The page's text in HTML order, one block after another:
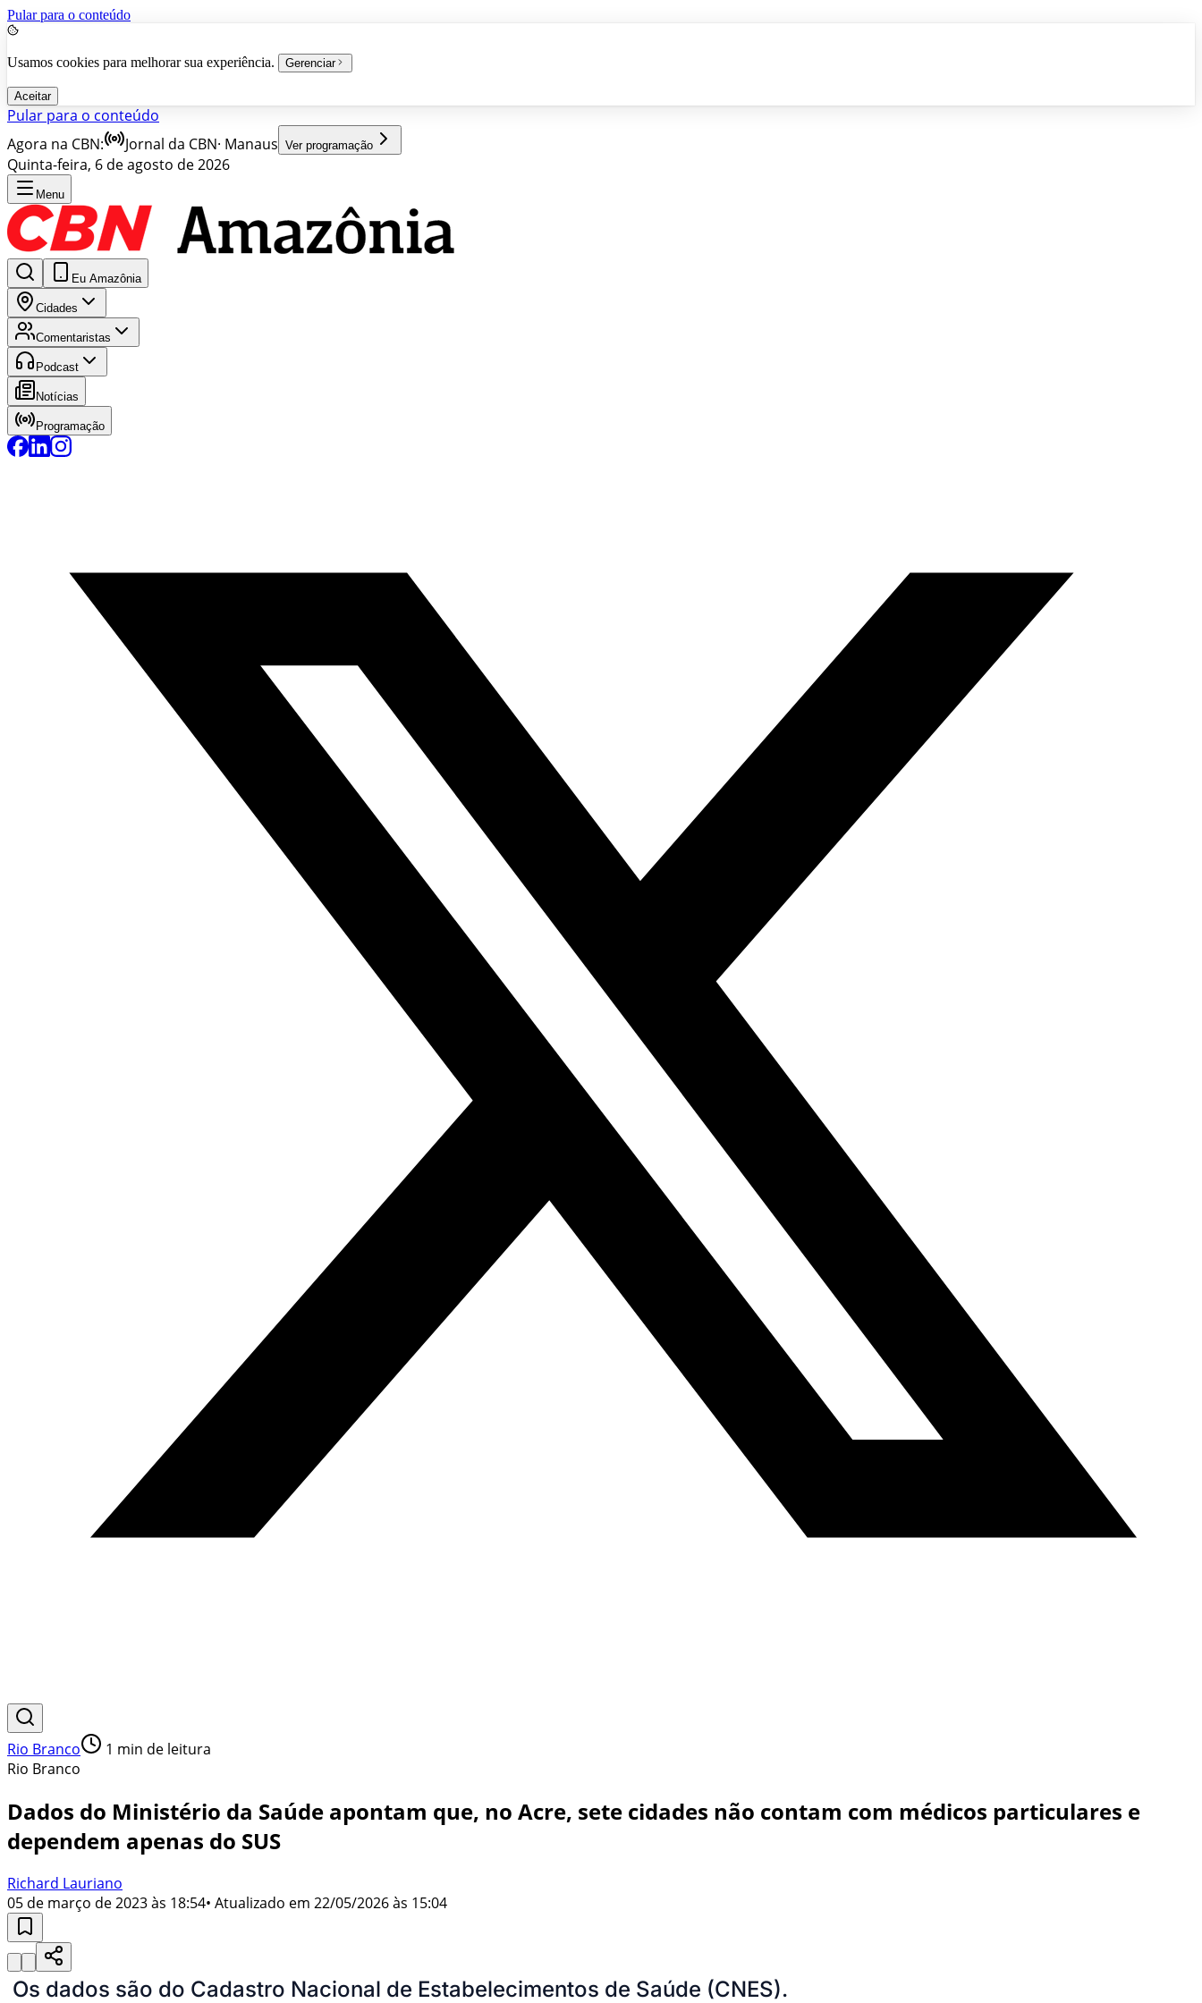
Pular para o conteúdo
Usamos cookies para melhorar sua experiência. Gerenciar
Aceitar
Pular para o conteúdo
Agora na CBN:
Jornal da CBN· Manaus Ver programação
Quinta-feira, 6 de agosto de 2026
Menu
Eu Amazônia
Cidades
Comentaristas
Podcast
Notícias
Programação
Rio Branco 1 min de leitura
Rio Branco
Dados do Ministério da Saúde apontam que, no Acre, sete cidades não contam com médicos particulares e
dependem apenas do SUS
Richard Lauriano
05 de março de 2023 às 18:54• Atualizado em 22/05/2026 às 15:04
Os dados são do Cadastro Nacional de Estabelecimentos de Saúde (CNES).